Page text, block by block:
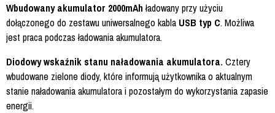
Wbudowany akumulator 2000mAhładowany przy użyciu
dołączonego do zestawu uniwersalnego kabla USB typ C. Możliwa
jest praca podczas ładowania akumulatora.
Diodowy wskaźnik stanu naładowania akumulatora. Cztery
wbudowane zielone diody, które informują użytkownika o aktualnym
stanie naładowania akumulatora i pozostałym do wykorzystania zapasie
energii.